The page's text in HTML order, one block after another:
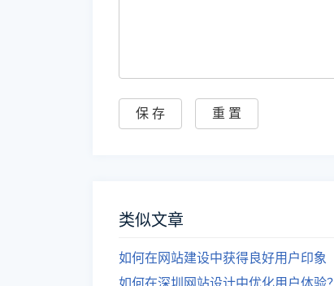
类似文章
如何在网站建设中获得良好用户印象
如何在深圳网站设计中优化用户体验？